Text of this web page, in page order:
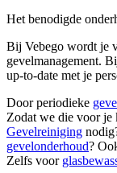
Het benodigde
Bij Vebego wordt je
gevelmanagement.
up-to-date met je
Door periodieke
Zodat we die voor je
Gevelreiniging
gevelonderhoud?
Zelfs voor